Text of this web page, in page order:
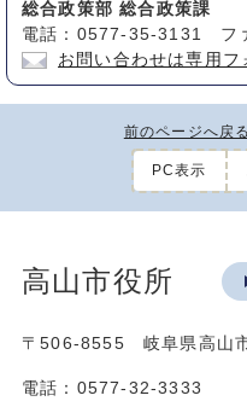
総合政策部 総合政策課
電話：0577-35-3131 フ
お問い合わせは専用フ
前のページへ戻る
PC表示
高山市役所
〒506-8555 岐阜県高山
電話：0577-32-3333